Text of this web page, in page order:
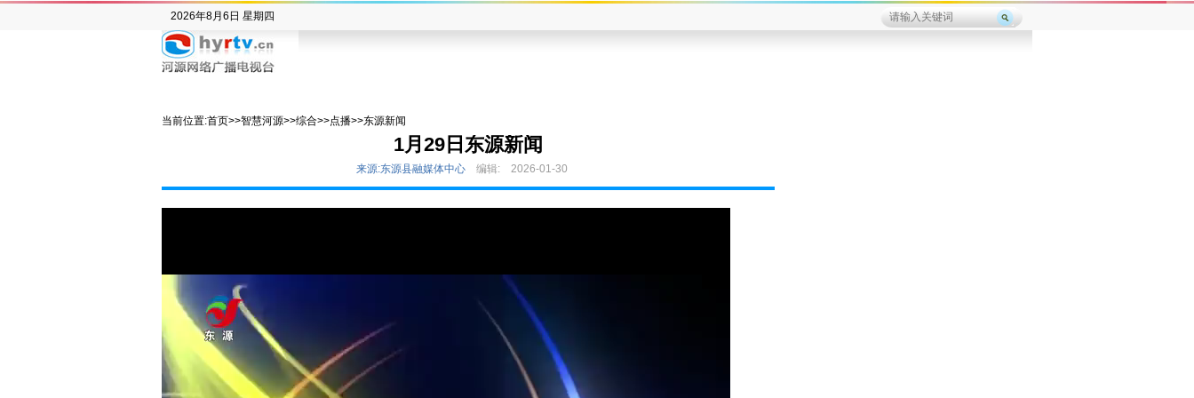
2026年8月6日 星期四
当前位置:首页>>智慧河源>>综合>>点播>>东源新闻
1月29日东源新闻
来源:东源县融媒体中心 编辑: 2026-01-30